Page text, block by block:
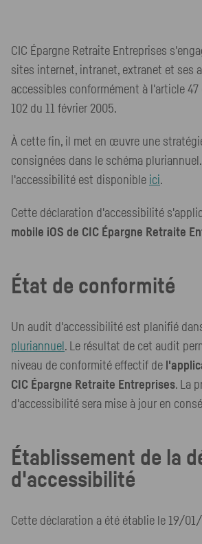
CIC Épargne Retraite Entreprises
sites internet, intranet, extranet et ses
accessibles conformément à l'article 47
102 du 11 février 2005.
À cette fin, il met en œuvre une
consignées dans le schéma
l'accessibilité est disponible ici.
Cette déclaration d'accessibilité
mobile iOS de CIC Épargne Retraite
État de conformité
Un audit d'accessibilité est planifié
pluriannuel . Le résultat de cet audit
niveau de conformité effectif de
CIC Épargne Retraite Entreprises. La
d'accessibilité sera mise à jour en
Établissement de la
d'accessibilité
Cette déclaration a été établie le 19/